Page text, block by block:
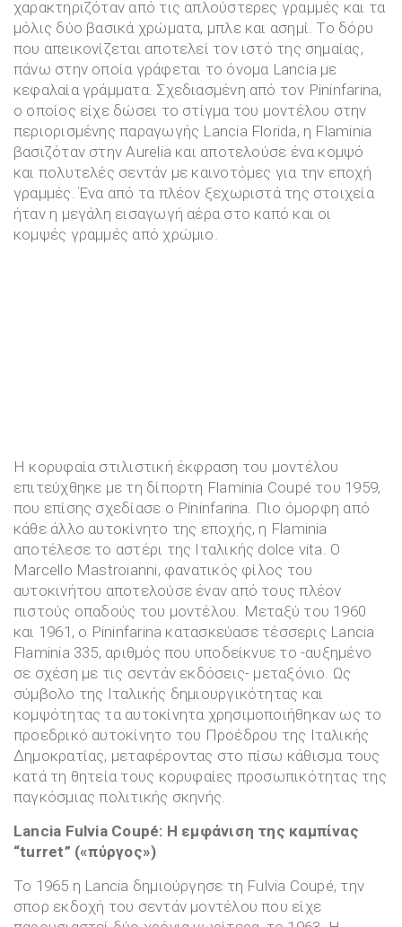
χαρακτηριζόταν από τις απλούστερες γραμμές και τα
μόλις δύο βασικά χρώματα, μπλε και ασημί. Το δόρυ
που απεικονίζεται αποτελεί τον ιστό της σημαίας,
πάνω στην οποία γράφεται το όνομα Lancia με
κεφαλαία γράμματα. Σχεδιασμένη από τον Pininfarina,
ο οποίος είχε δώσει το στίγμα του μοντέλου στην
περιορισμένης παραγωγής Lancia Florida, η Flaminia
βασιζόταν στην Aurelia και αποτελούσε ένα κομψό
και πολυτελές σεντάν με καινοτόμες για την εποχή
γραμμές. Ένα από τα πλέον ξεχωριστά της στοιχεία
ήταν η μεγάλη εισαγωγή αέρα στο καπό και οι
κομψές γραμμές από χρώμιο.
Η κορυφαία στιλιστική έκφραση του μοντέλου
επιτεύχθηκε με τη δίπορτη Flaminia Coupé του 1959,
που επίσης σχεδίασε ο Pininfarina. Πιο όμορφη από
κάθε άλλο αυτοκίνητο της εποχής, η Flaminia
αποτέλεσε το αστέρι της Ιταλικής dolce vita. Ο
Marcello Mastroianni, φανατικός φίλος του
αυτοκινήτου αποτελούσε έναν από τους πλέον
πιστούς οπαδούς του μοντέλου. Μεταξύ του 1960
και 1961, ο Pininfarina κατασκεύασε τέσσερις Lancia
Flaminia 335, αριθμός που υποδείκνυε το -αυξημένο
σε σχέση με τις σεντάν εκδόσεις- μεταξόνιο. Ως
σύμβολο της Ιταλικής δημιουργικότητας και
κομψότητας τα αυτοκίνητα χρησιμοποιήθηκαν ως το
προεδρικό αυτοκίνητο του Προέδρου της Ιταλικής
Δημοκρατίας, μεταφέροντας στο πίσω κάθισμα τους
κατά τη θητεία τους κορυφαίες προσωπικότητας της
παγκόσμιας πολιτικής σκηνής.
Lancia Fulvia Coupé: Η εμφάνιση της καμπίνας
“turret” («πύργος»)
Το 1965 η Lancia δημιούργησε τη Fulvia Coupé, την
σπορ εκδοχή του σεντάν μοντέλου που είχε